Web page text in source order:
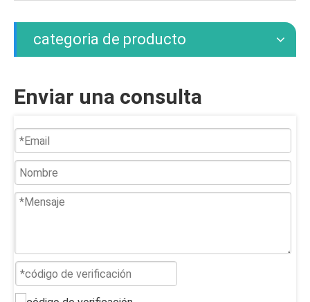
categoria de producto
Enviar una consulta